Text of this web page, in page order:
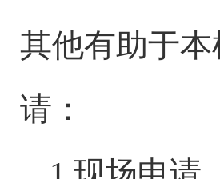
其他有助于
请：